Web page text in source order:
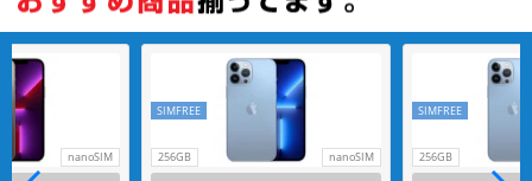
nanoSIM 256GB nanoSIM
SIMFREE
256GB
SIMFREE